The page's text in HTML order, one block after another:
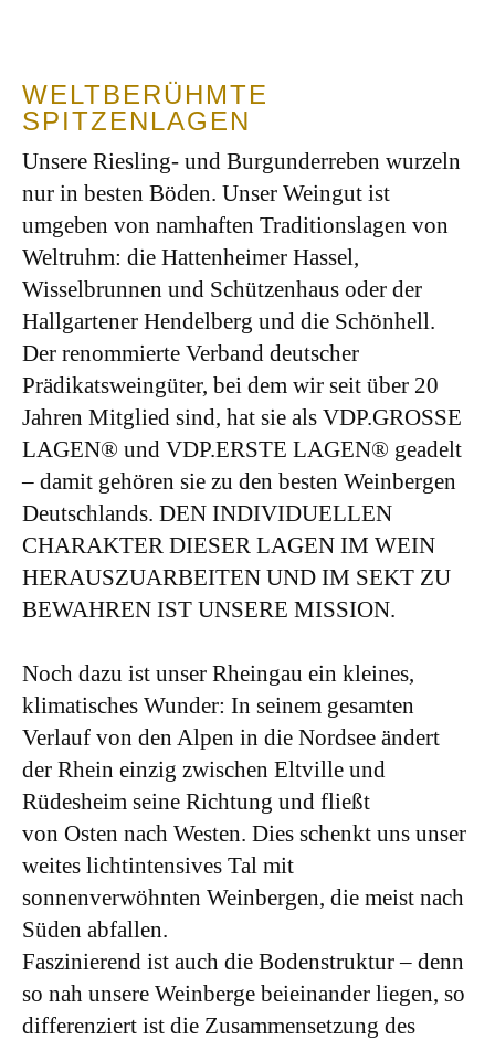
WELTBERÜHMTE
SPITZENLAGEN
Unsere Riesling- und Burgunderreben wurzeln
nur in besten Böden. Unser Weingut ist
umgeben von namhaften Traditionslagen von
Weltruhm: die Hattenheimer Hassel,
Wisselbrunnen und Schützenhaus oder der
Hallgartener Hendelberg und die Schönhell.
Der renommierte Verband deutscher
Prädikatsweingüter, bei dem wir seit über 20
Jahren Mitglied sind, hat sie als VDP.GROSSE
LAGEN® und VDP.ERSTE LAGEN® geadelt
– damit gehören sie zu den besten Weinbergen
Deutschlands. DEN INDIVIDUELLEN
CHARAKTER DIESER LAGEN IM WEIN
HERAUSZUARBEITEN UND IM SEKT ZU
BEWAHREN IST UNSERE MISSION.
Noch dazu ist unser Rheingau ein kleines,
klimatisches Wunder: In seinem gesamten
Verlauf von den Alpen in die Nordsee ändert
der Rhein einzig zwischen Eltville und
Rüdesheim seine Richtung und fließt
von Osten nach Westen. Dies schenkt uns unser
weites lichtintensives Tal mit
sonnenverwöhnten Weinbergen, die meist nach
Süden abfallen.
Faszinierend ist auch die Bodenstruktur – denn
so nah unsere Weinberge beieinander liegen, so
differenziert ist die Zusammensetzung des